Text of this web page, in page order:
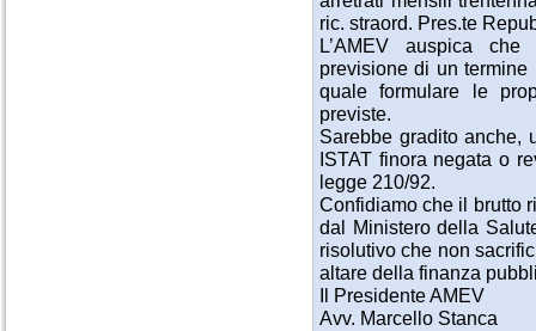
ric. straord. Pres.te
L’AMEV auspica
previsione di un termine
quale formulare le
previste.
Sarebbe gradito anche,
ISTAT finora negata o
legge 210/92.
Confidiamo che il brutto
dal Ministero della
risolutivo che non
altare della finanza
Il Presidente AMEV
Avv. Marcello Stanca